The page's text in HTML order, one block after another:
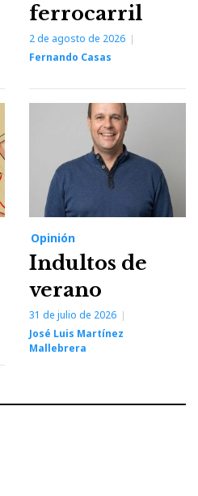
ferrocarril
2 de agosto de 2026
Fernando Casas
Opinión
Indultos de
verano
31 de julio de 2026
José Luis Martínez
Mallebrera